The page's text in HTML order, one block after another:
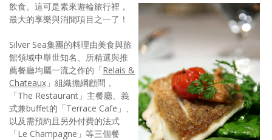
合作與代言
訂閱電子報
飲食。這可是素來遊輪旅行裡，
最大的享樂與消閒項目之一了！
Silver Sea集團的料理由美食與旅
館領域中舉世知名、所精選與推
薦餐廳均屬一流之作的「Relais &
Chateaux 」組織擔綱顧問，
「The Restaurant」主餐廳、義
式兼buffet的「Terrace Cafe」、
以及需預約且另外付費的法式
「Le Champagne」等三個餐